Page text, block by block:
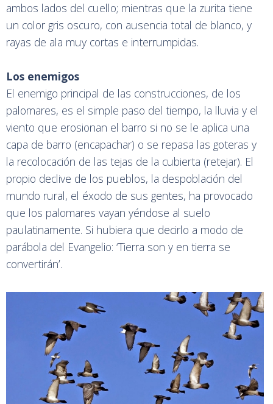
ambos lados del cuello; mientras que la zurita tiene
un color gris oscuro, con ausencia total de blanco, y
rayas de ala muy cortas e interrumpidas.
Los enemigos
El enemigo principal de las construcciones, de los
palomares, es el simple paso del tiempo, la lluvia y el
viento que erosionan el barro si no se le aplica una
capa de barro (encapachar) o se repasa las goteras y
la recolocación de las tejas de la cubierta (retejar). El
propio declive de los pueblos, la despoblación del
mundo rural, el éxodo de sus gentes, ha provocado
que los palomares vayan yéndose al suelo
paulatinamente. Si hubiera que decirlo a modo de
parábola del Evangelio: ‘Tierra son y en tierra se
convertirán’.